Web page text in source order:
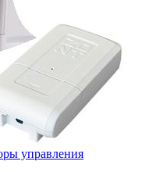
управления